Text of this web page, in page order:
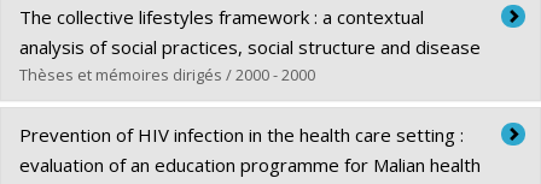
Diplômé(e) :Deschesnes, Marthe
Cycle :Doctorat
Diplôme obtenu :Ph. D.
Lien vers le document dans Papyrus
The collective lifestyles framework : a contextual
analysis of social practices, social structure and disease
Thèses et mémoires dirigés / 2000 - 2000
Diplômé(e) :Frohlich, Katherine L.
Cycle :Doctorat
Prevention of HIV infection in the health care setting :
evaluation of an education programme for Malian health